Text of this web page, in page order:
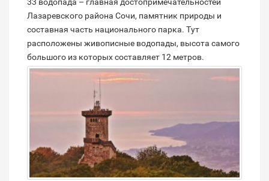
Лазаревского района Сочи, памятник природы и
составная часть национального парка. Тут
расположены живописные водопады, высота самого
большого из которых составляет 12 метров.